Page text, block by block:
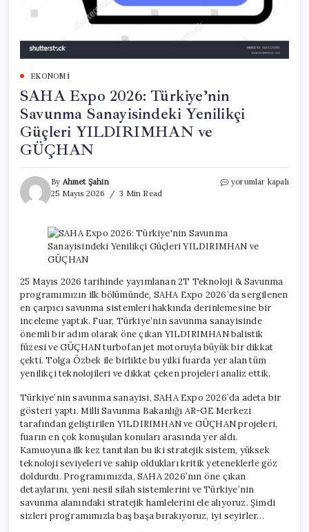
EKONOMI
SAHA Expo 2026: Türkiye’nin
Savunma Sanayisindeki Yenilikçi
Güçleri YILDIRIMHAN ve
GÜÇHAN
By Ahmet Şahin
25 Mayıs 2026
3 Min Read
SAHA
Yenilikçi
ve
GÜÇHAN
için
yorumlar kapalı
25 Mayıs 2026 tarihinde yayımlanan 2T Teknoloji & Savunma
programımızın ilk bölümünde, SAHA Expo 2026’da sergilenen
en çarpıcı savunma sistemleri hakkında derinlemesine bir
inceleme yaptık. Fuar, Türkiye’nin savunma sanayisinde
önemli bir adım olarak öne çıkan YILDIRIMHAN balistik
füzesi ve GÜÇHAN turbofan jet motoruyla büyük bir dikkat
çekti. Tolga Özbek ile birlikte bu yılki fuarda yer alan tüm
yenilikçi teknolojileri ve dikkat çeken projeleri analiz ettik.
Türkiye’nin savunma sanayisi, SAHA Expo 2026’da adeta bir
gösteri yaptı. Milli Savunma Bakanlığı AR-GE Merkezi
tarafından geliştirilen YILDIRIMHAN ve GÜÇHAN projeleri,
fuarın en çok konuşulan konuları arasında yer aldı.
Kamuoyuna ilk kez tanıtılan bu iki stratejik sistem, yüksek
teknoloji seviyeleri ve sahip oldukları kritik yeteneklerle göz
doldurdu. Programımızda, SAHA 2026’nın öne çıkan
detaylarını, yeni nesil silah sistemlerini ve Türkiye’nin
savunma alanındaki stratejik hamlelerini ele alıyoruz. Şimdi
sizleri programımızla baş başa bırakıyoruz, iyi seyirler…